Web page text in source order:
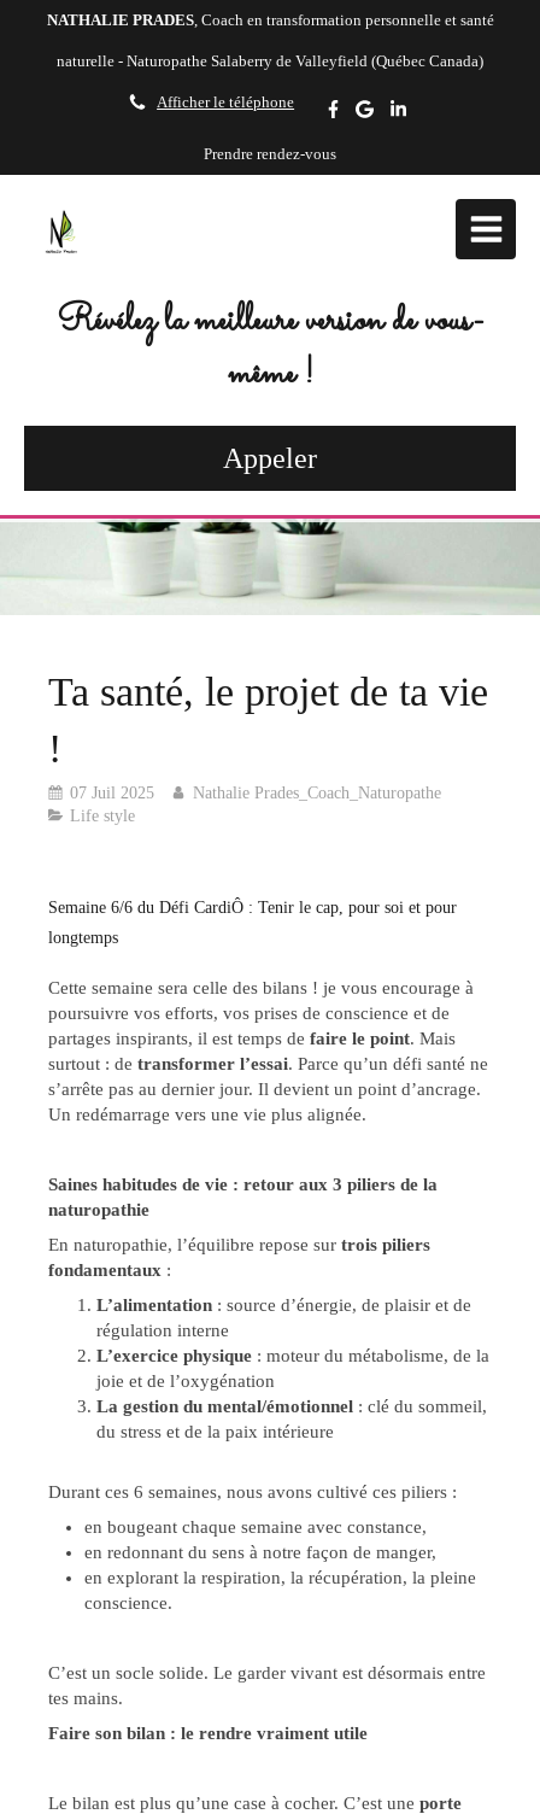
NATHALIE PRADES, Coach en transformation personnelle et santé
naturelle - Naturopathe Salaberry de Valleyfield (Québec Canada)
Afficher le téléphone
Prendre rendez-vous
Révélez la meilleure version de vous-
même !
Appeler
Ta santé, le projet de ta vie
!
07 Juil 2025
Nathalie Prades_Coach_Naturopathe
Life style
Semaine 6/6 du Défi CardiÔ : Tenir le cap, pour soi et pour
longtemps
Cette semaine sera celle des bilans ! je vous encourage à
poursuivre vos efforts, vos prises de conscience et de
partages inspirants, il est temps de faire le point. Mais
surtout : de transformer l’essai. Parce qu’un défi santé ne
s’arrête pas au dernier jour. Il devient un point d’ancrage.
Un redémarrage vers une vie plus alignée.
Saines habitudes de vie : retour aux 3 piliers de la
naturopathie
En naturopathie, l’équilibre repose sur trois piliers
fondamentaux :
L’alimentation : source d’énergie, de plaisir et de
régulation interne
L’exercice physique : moteur du métabolisme, de la
joie et de l’oxygénation
La gestion du mental/émotionnel : clé du sommeil,
du stress et de la paix intérieure
Durant ces 6 semaines, nous avons cultivé ces piliers :
en bougeant chaque semaine avec constance,
en redonnant du sens à notre façon de manger,
en explorant la respiration, la récupération, la pleine
conscience.
C’est un socle solide. Le garder vivant est désormais entre
tes mains.
Faire son bilan : le rendre vraiment utile
Le bilan est plus qu’une case à cocher. C’est une porte